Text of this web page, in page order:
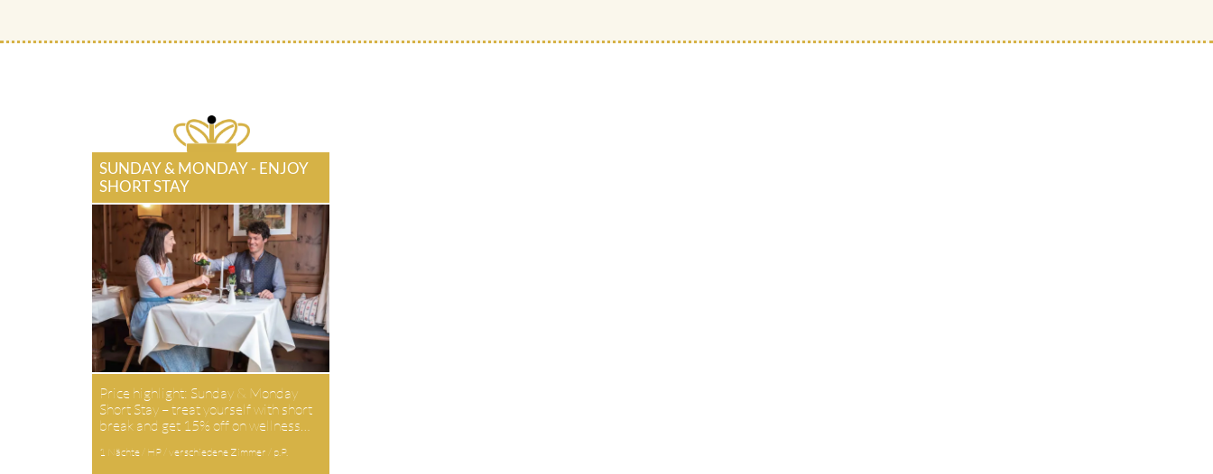
SUNDAY & MONDAY - ENJOY
SHORT STAY
Price highlight: Sunday & Monday
Short Stay – treat yourself with short
break and get 15% off on wellness…
1 Nächte / HP / verschiedene Zimmer / p.P.